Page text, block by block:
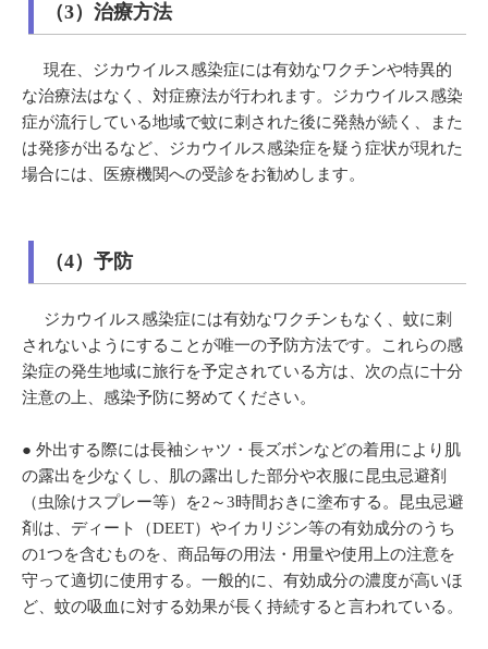
（3）治療方法
現在、ジカウイルス感染症には有効なワクチンや特異的
な治療法はなく、対症療法が行われます。ジカウイルス感染
症が流行している地域で蚊に刺された後に発熱が続く、また
は発疹が出るなど、ジカウイルス感染症を疑う症状が現れた
場合には、医療機関への受診をお勧めします。
（4）予防
ジカウイルス感染症には有効なワクチンもなく、蚊に刺
されないようにすることが唯一の予防方法です。これらの感
染症の発生地域に旅行を予定されている方は、次の点に十分
注意の上、感染予防に努めてください。
● 外出する際には長袖シャツ・長ズボンなどの着用により肌
の露出を少なくし、肌の露出した部分や衣服に昆虫忌避剤
（虫除けスプレー等）を2～3時間おきに塗布する。昆虫忌避
剤は、ディート（DEET）やイカリジン等の有効成分のうち
の1つを含むものを、商品毎の用法・用量や使用上の注意を
守って適切に使用する。一般的に、有効成分の濃度が高いほ
ど、蚊の吸血に対する効果が長く持続すると言われている。